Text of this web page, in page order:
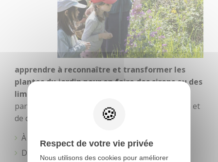
apprendre à reconnaître et transformer les
plantes du jardin pour en faire des sirops ou des
limonades
participer aux différentes étapes de préparation et
de dégustation !
À partir de 6 ans 1/2
Durée 2h
Respect de votre vie privée
Nous utilisons des cookies pour améliorer